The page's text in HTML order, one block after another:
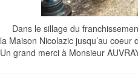
Dans le sillage du
la Maison Nicolazic jusqu’au
Un grand merci à Monsieur